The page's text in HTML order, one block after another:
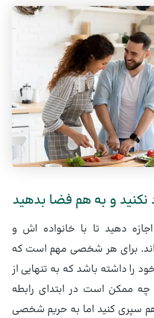
دهید تا با خانواده اش و
برای هر شخصی مهم است که
را داشته باشد که به تنهایی از
ممکن است در ابتدای رابطه
سپری کنید اما به حریم شخصی